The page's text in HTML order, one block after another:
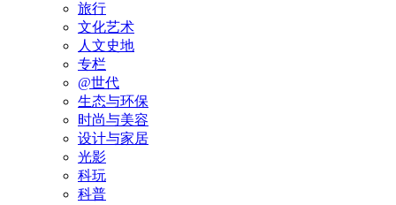
旅行
文化艺术
人文史地
专栏
@世代
生态与环保
时尚与美容
设计与家居
光影
科玩
科普